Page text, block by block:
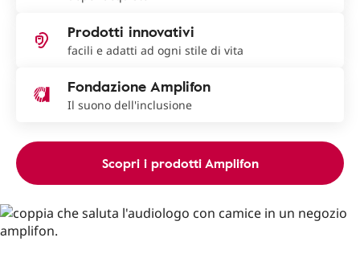
Prodotti innovativi
facili e adatti ad ogni stile di vita
Fondazione Amplifon
Il suono dell'inclusione
Scopri i prodotti Amplifon